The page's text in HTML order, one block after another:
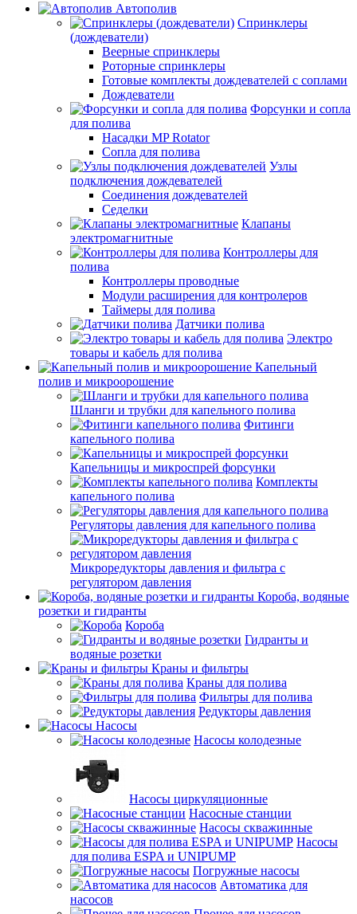
Автополив
Спринклеры
(дождеватели)
Веерные спринклеры
Роторные спринклеры
Готовые комплекты дождевателей с соплами
Дождеватели
Форсунки и сопла
для полива
Насадки MP Rotator
Сопла для полива
Узлы
подключения дождевателей
Соединения дождевателей
Седелки
Клапаны
электромагнитные
Контроллеры для
полива
Контроллеры проводные
Модули расширения для контролеров
Таймеры для полива
Датчики полива
Электро
товары и кабель для полива
Капельный
полив и микроорошение
Шланги и трубки для капельного полива
Фитинги
капельного полива
Капельницы и микроспрей форсунки
Комплекты
капельного полива
Регуляторы давления для капельного полива
Микроредукторы давления и фильтра с
регулятором давления
Короба, водяные
розетки и гидранты
Короба
Гидранты и
водяные розетки
Краны и фильтры
Краны для полива
Фильтры для полива
Редукторы давления
Насосы
Насосы колодезные
Насосы циркуляционные
Насосные станции
Насосы скважинные
Насосы
для полива ESPA и UNIPUMP
Погружные насосы
Автоматика для
насосов